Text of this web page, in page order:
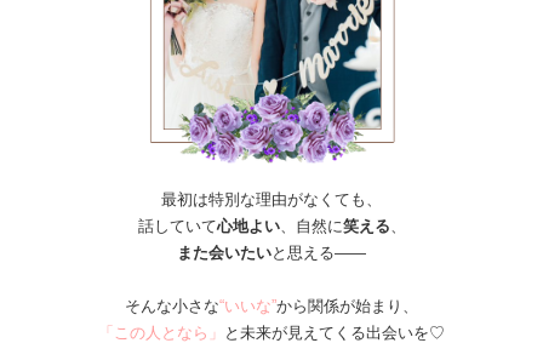
最初は特別な理由がなくても、
話していて心地よい、自然に笑える
また会いたいと思える——
そんな小さな“いいな”から関係が始まり、
「この人となら」 と未来が見えてくる出会いを♡